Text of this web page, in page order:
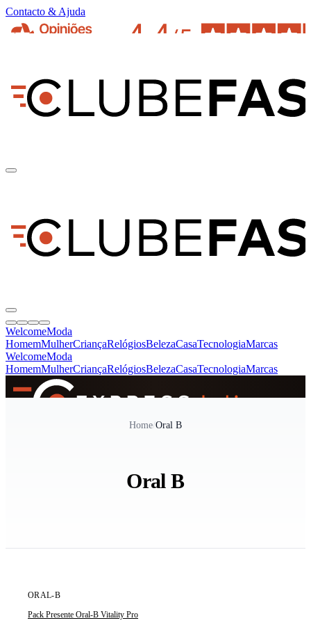
Contacto & Ajuda
WelcomeModa
HomemMulherCriançaRelógiosBelezaCasaTecnologiaMarcas
WelcomeModa
HomemMulherCriançaRelógiosBelezaCasaTecnologiaMarcas
Home/Oral B
Oral B
ORAL-B
Pack Presente Oral-B Vitality Pro